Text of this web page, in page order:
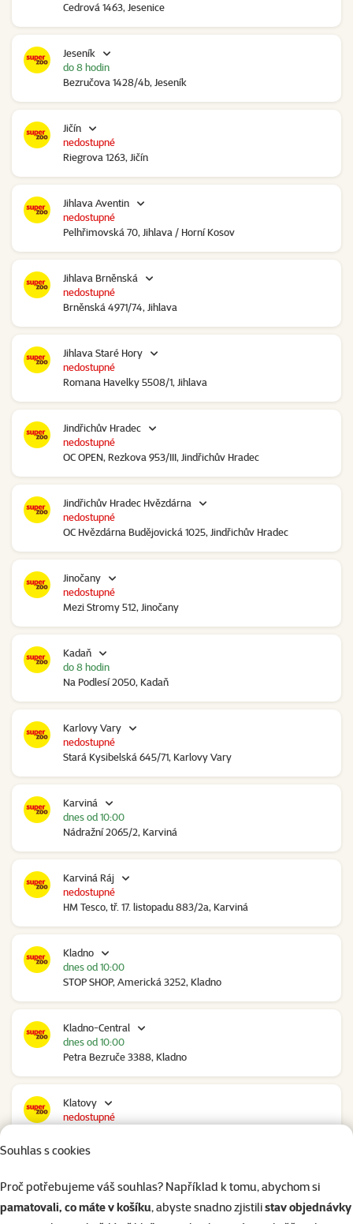
Souhlas s cookies
Proč potřebujeme váš souhlas? Například k tomu, abychom si
pamatovali, co máte v košíku, abyste snadno zjistilistav objednávky
Cedrová 1463, Jesenice
Jeseník
Bezručova 1428/4b, Jeseník
do 8 hodin
Jičín
Riegrova 1263, Jičín
nedostupné
Jihlava Aventin
Pelhřimovská 70, Jihlava / Horní Kosov
nedostupné
Jihlava Brněnská
Brněnská 4971/74, Jihlava
nedostupné
Jihlava Staré Hory
Romana Havelky 5508/1, Jihlava
nedostupné
Jindřichův Hradec
OC OPEN, Rezkova 953/III, Jindřichův Hradec
nedostupné
Jindřichův Hradec Hvězdárna
OC Hvězdárna Budějovická 1025, Jindřichův Hradec
nedostupné
Jinočany
Mezi Stromy 512, Jinočany
nedostupné
Kadaň
Na Podlesí 2050, Kadaň
do 8 hodin
Karlovy Vary
Stará Kysibelská 645/71, Karlovy Vary
nedostupné
Karviná
Nádražní 2065/2, Karviná
dnes od 10:00
Karviná Ráj
HM Tesco, tř. 17. listopadu 883/2a, Karviná
nedostupné
Kladno
STOP SHOP, Americká 3252, Kladno
dnes od 10:00
Kladno-Central
Petra Bezruče 3388, Kladno
dnes od 10:00
Klatovy
nedostupné
Polepská 979, Kolín
nedostupné